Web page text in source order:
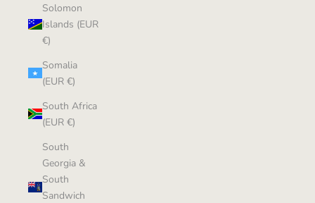
Solomon
Islands (EUR
€)
Somalia
(EUR €)
South Africa
(EUR €)
South
Georgia &
South
Sandwich